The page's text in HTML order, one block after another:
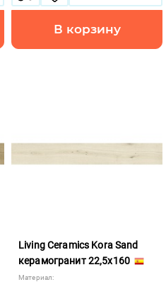
В корзину
Living Ceramics Kora Sand
керамогранит 22,5x160
Материал: